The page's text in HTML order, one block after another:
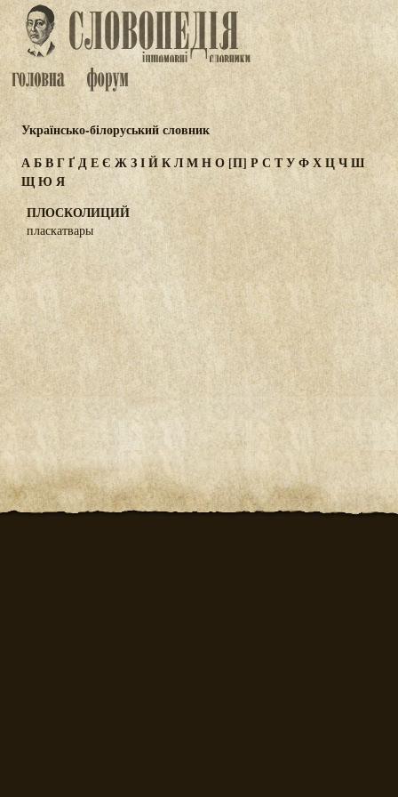
Українсько-білоруський словник
АБВГҐДЕЄ ЖЗІЙКЛМНО[П] Р С ТУФХЦЧШ
ЩЮ Я
ПЛОСКОЛИЦИЙ
пласкатвары